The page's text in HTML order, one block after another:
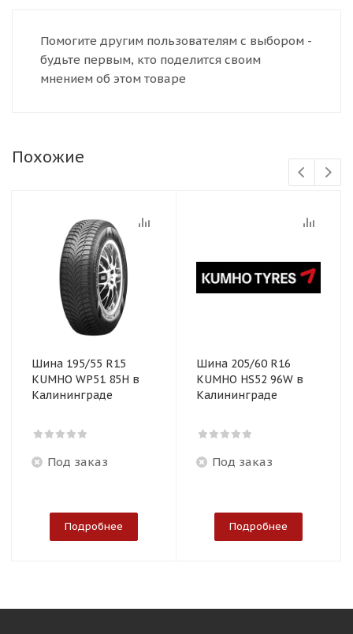
Помогите другим пользователям с выбором -
будьте первым, кто поделится своим
мнением об этом товаре
Похожие
Шина 195/55 R15
KUMHO WP51 85H в
Калининграде
Под заказ
Подробнее
Шина 205/60 R16
KUMHO HS52 96W в
Калининграде
Под заказ
Подробнее